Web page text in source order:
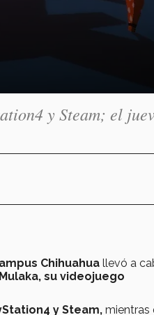
y Steam; el
Chihuahua llevó a
su videojuego
y Steam, mientras